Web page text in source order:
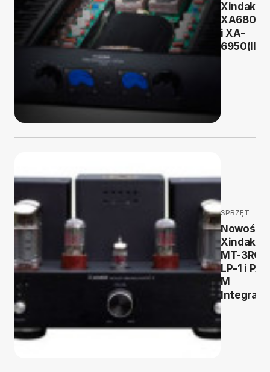
Xindak
i XA-
6950(II)
SPRZĘT
Nowości
Xindak:
MT-3RC,
LP-1 i PA-
M